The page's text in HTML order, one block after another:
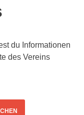
du Informationen
des Vereins